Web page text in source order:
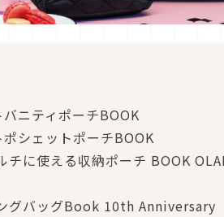
ニティポーチBOOK
シェットポーチBOOK
に使える収納ポーチ BOOK
グバッグBook 10th Anniversary